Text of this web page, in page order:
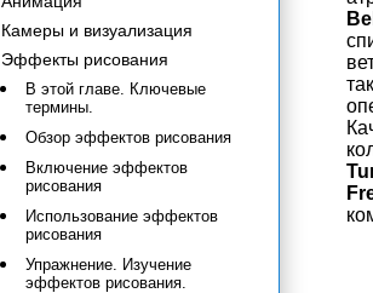
Камеры и визуализация
Эффекты рисования
В этой главе. Ключевые
термины.
Обзор эффектов рисования
Включение эффектов
рисования
Использование эффектов
рисования
Упражнение. Изучение
эффектов рисования.